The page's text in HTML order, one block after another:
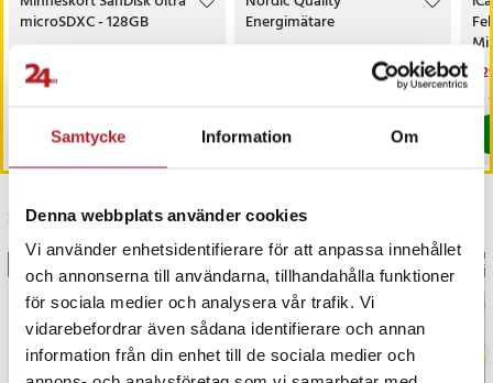
Samtycke Information Om
Denna webbplats använder cookies
Vi använder enhetsidentifierare för att anpassa innehållet
och annonserna till användarna, tillhandahålla funktioner
för sociala medier och analysera vår trafik. Vi
vidarebefordrar även sådana identifierare och annan
information från din enhet till de sociala medier och
microSDXC - 128GB
Pris:299 kr
299 kr
Kommer i lager 2026-08-14
Köp
Energimätare
199 kr
I lager, levereras inom 1-2 vardagar
Senast besökta